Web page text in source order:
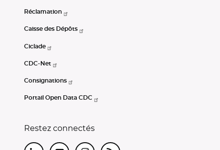
Réclamation
Caisse des Dépôts
Ciclade
CDC-Net
Consignations
Portail Open Data CDC
Restez connectés